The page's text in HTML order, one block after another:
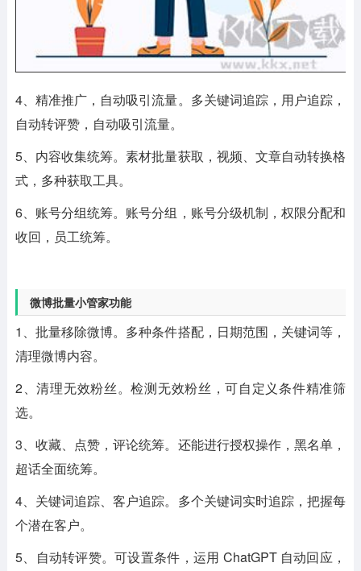
4、精准推广，自动吸引流量。多关键词追踪，用户追踪，
自动转评赞，自动吸引流量。
5、内容收集统筹。素材批量获取，视频、文章自动转换格
式，多种获取工具。
6、账号分组统筹。账号分组，账号分级机制，权限分配和
收回，员工统筹。
微博批量小管家功能
1、批量移除微博。多种条件搭配，日期范围，关键词等，
清理微博内容。
2、清理无效粉丝。检测无效粉丝，可自定义条件精准筛
选。
3、收藏、点赞，评论统筹。还能进行授权操作，黑名单，
超话全面统筹。
4、关键词追踪、客户追踪。多个关键词实时追踪，把握每
个潜在客户。
5、自动转评赞。可设置条件，运用 ChatGPT 自动回应，